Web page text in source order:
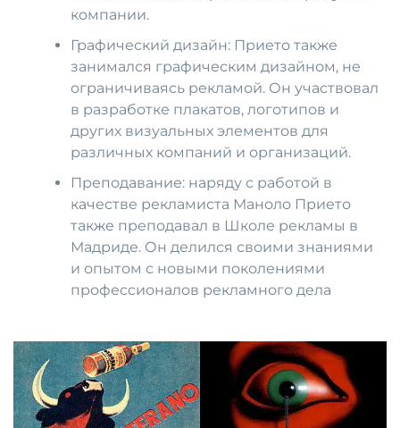
компании.
Графический дизайн: Прието также
занимался графическим дизайном, не
ограничиваясь рекламой. Он участвовал
в разработке плакатов, логотипов и
других визуальных элементов для
различных компаний и организаций.
Преподавание: наряду с работой в
качестве рекламиста Маноло Прието
также преподавал в Школе рекламы в
Мадриде. Он делился своими знаниями
и опытом с новыми поколениями
профессионалов рекламного дела